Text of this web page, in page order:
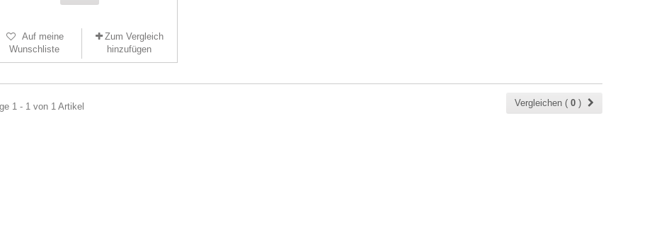
Auf meine
Wunschliste
Zum Vergleich
hinzufügen
Vergleichen ( 0 )
1 - 1 von 1 Artikel